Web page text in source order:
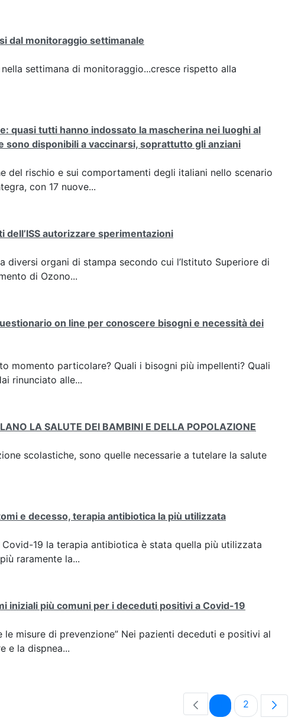
dal monitoraggio settimanale
settimana di monitoraggio...cresce rispetto alla
quasi tutti hanno indossato la mascherina nei luoghi al
disponibili a vaccinarsi, soprattutto gli anziani
del rischio e sui comportamenti degli italiani nello scenario
con 17 nuove...
autorizzare sperimentazioni
organi di stampa secondo cui l’Istituto Superiore di
di Ozono...
on line per conoscere bisogni e necessità dei
momento particolare? Quali i bisogni più impellenti? Quali
rinunciato alle...
LA SALUTE DEI BAMBINI E DELLA POPOLAZIONE
scolastiche, sono quelle necessarie a tutelare la salute
e decesso, terapia antibiotica la più utilizzata
19 la terapia antibiotica è stata quella più utilizzata
raramente la...
iniziali più comuni per i deceduti positivi a Covid-19
le misure di prevenzione” Nei pazienti deceduti e positivi al
e la dispnea...
PaginaPagina
2